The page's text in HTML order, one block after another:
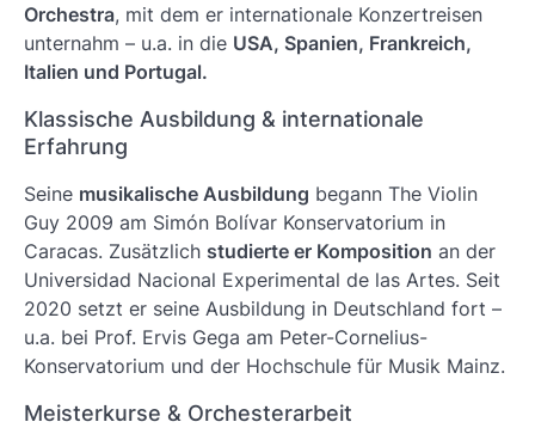
Orchestra, mit dem er internationale Konzertreisen
unternahm – u.a. in die USA, Spanien, Frankreich,
Italien und Portugal.
Klassische Ausbildung & internationale
Erfahrung
Seine musikalische Ausbildung begann The Violin
Guy 2009 am Simón Bolívar Konservatorium in
Caracas. Zusätzlich studierte er Komposition an der
Universidad Nacional Experimental de las Artes. Seit
2020 setzt er seine Ausbildung in Deutschland fort –
u.a. bei Prof. Ervis Gega am Peter-Cornelius-
Konservatorium und der Hochschule für Musik Mainz.
Meisterkurse & Orchesterarbeit